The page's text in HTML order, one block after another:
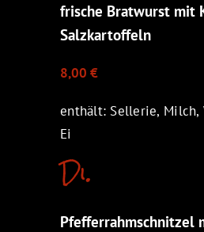
Metzgereifrische Bratwurst mit
Salzkartoffeln
8,00 €
enthält: Sellerie, Milch,
Ei
Di.
Pfefferrahmschnitzel